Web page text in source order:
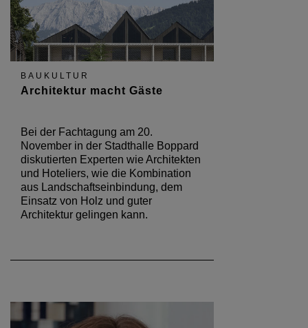
BAUKULTUR
Architektur macht Gäste
Bei der Fachtagung am 20.
November in der Stadthalle Boppard
diskutierten Experten wie Architekten
und Hoteliers, wie die Kombination
aus Landschaftseinbindung, dem
Einsatz von Holz und guter
Architektur gelingen kann.